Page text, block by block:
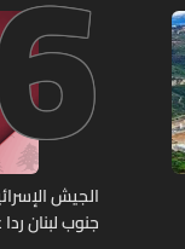
الجيش
جنوب لبنان